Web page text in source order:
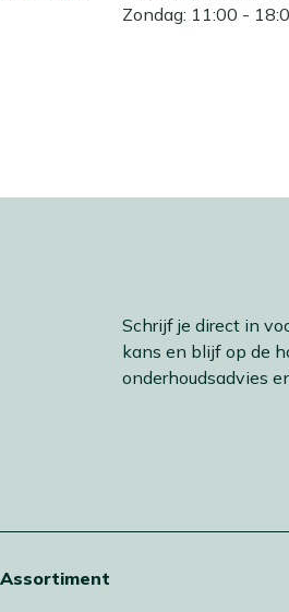
Zondag: 11:00 -
Schrijf je direct in
kans en blijf op de
onderhoudsadvies
Assortiment